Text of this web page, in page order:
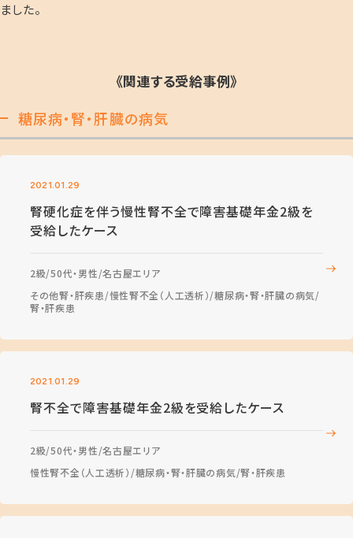
ました。
《関連する受給事例》
糖尿病・腎・肝臓の病気
2021.01.29
腎硬化症を伴う慢性腎不全で障害基礎年金2級を
受給したケース
2級 50代・男性 名古屋エリア
その他腎・肝疾患 慢性腎不全（人工透析） 糖尿病・腎・肝臓の病気
腎・肝疾患
2021.01.29
腎不全で障害基礎年金2級を受給したケース
2級 50代・男性 名古屋エリア
慢性腎不全（人工透析） 糖尿病・腎・肝臓の病気 腎・肝疾患